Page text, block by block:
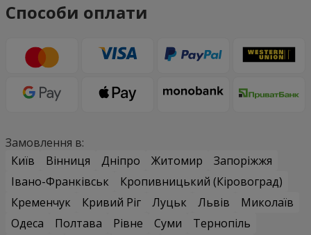
Способи оплати
Замовлення в:
Київ
Вінниця Дніпро Житомир
Запоріжжя
Івано-Франківськ
Кропивницький (Кіровоград)
Кременчук
Кривий Ріг Луцьк Львів
Миколаїв
Одеса
Полтава Рівне Суми
Тернопіль